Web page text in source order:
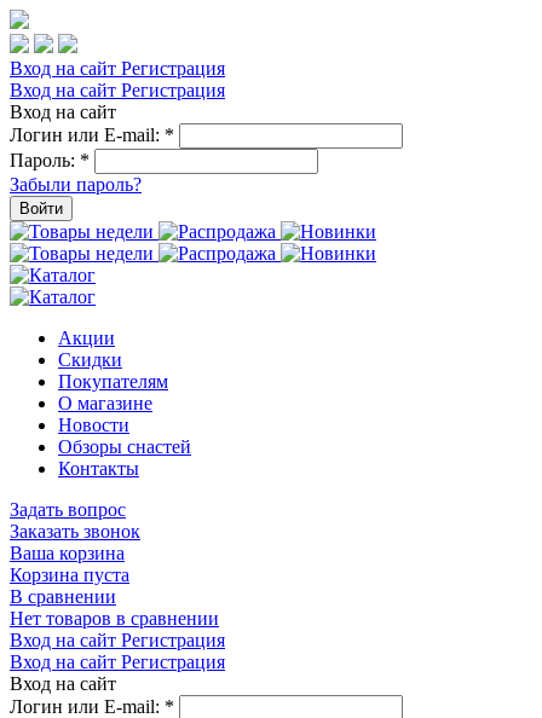
Вход на сайт Регистрация
Вход на сайт Регистрация
Вход на сайт
Логин или E-mail: *
Пароль: *
Забыли пароль?
Войти
Акции
Скидки
Покупателям
О магазине
Новости
Обзоры снастей
Контакты
Задать вопрос
Заказать звонок
Ваша корзина
Корзина пуста
В сравнении
Нет товаров в сравнении
Вход на сайт Регистрация
Вход на сайт Регистрация
Вход на сайт
Логин или E-mail: *